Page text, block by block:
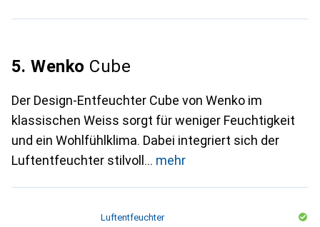
5. Wenko Cube
Der Design-Entfeuchter Cube von Wenko im
klassischen Weiss sorgt für weniger Feuchtigkeit
und ein Wohlfühlklima. Dabei integriert sich der
Luftentfeuchter stilvoll
mehr
Luftentfeuchter